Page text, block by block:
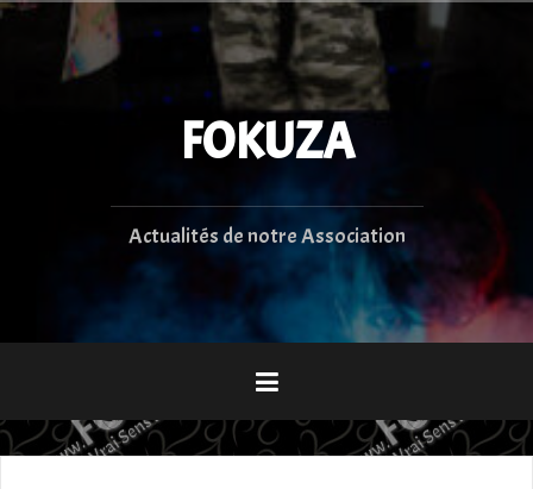
Aller
FOKUZA
Actualités de notre Association